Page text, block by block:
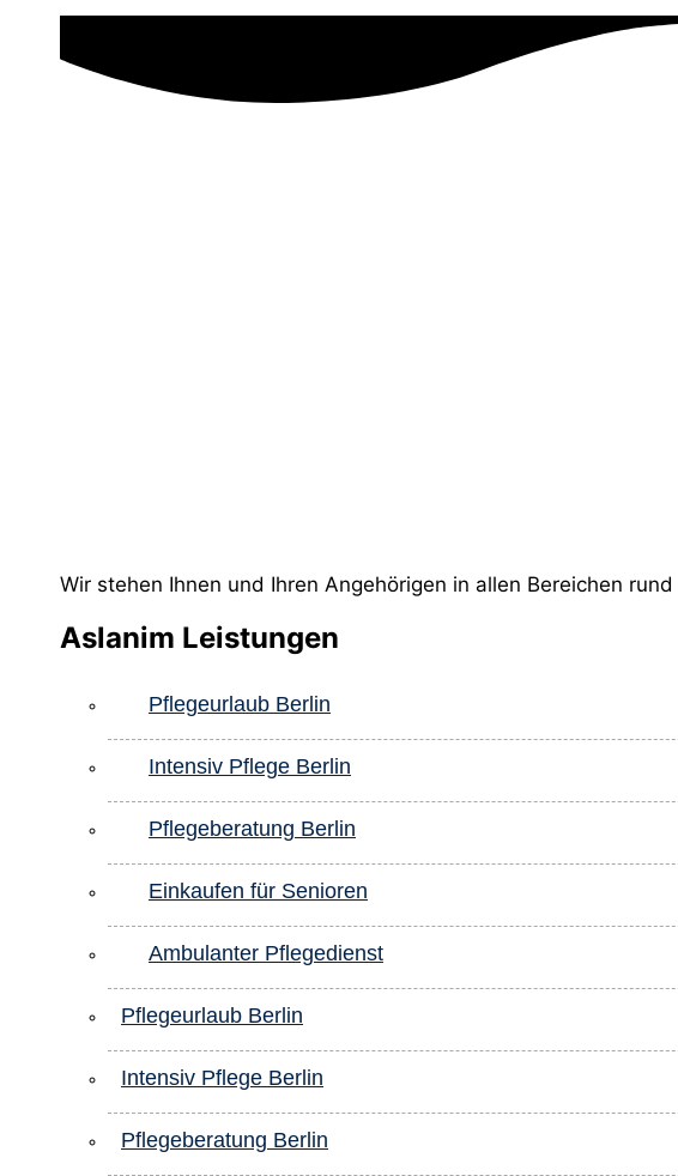
Wir stehen Ihnen und Ihren Angehörigen in allen Bereichen
Aslanim Leistungen
Pflegeurlaub Berlin
Intensiv Pflege Berlin
Pflegeberatung Berlin
Einkaufen für Senioren
Ambulanter Pflegedienst
Pflegeurlaub Berlin
Intensiv Pflege Berlin
Pflegeberatung Berlin